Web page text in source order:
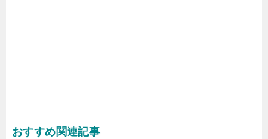
おすすめ関連記事